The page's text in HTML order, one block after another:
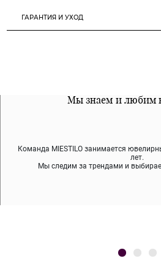
ГАРАНТИЯ И УХОД
Мы знаем и любим
Команда MIESTILO занимается
лет.
Мы следим за трендами и
Все наши материалы
Мы используем покрытие (родий,
содержит никеля и свинца — это
Примерка перед
Во время доставки спокойно
что вам нравятся, остальные